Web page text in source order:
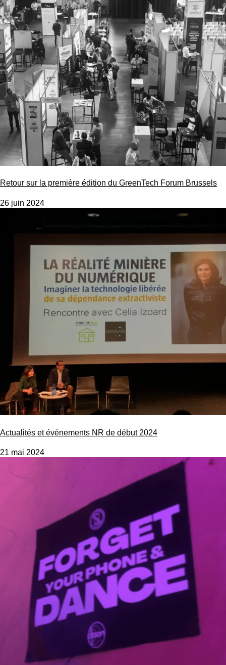
Retour sur la première édition du GreenTech Forum Brussels
26 juin 2024
Actualités et événements NR de début 2024
21 mai 2024